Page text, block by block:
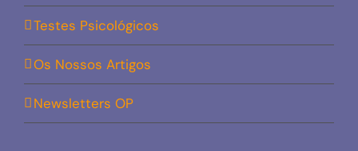
Testes Psicológicos
Os Nossos Artigos
Newsletters OP